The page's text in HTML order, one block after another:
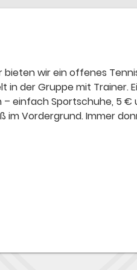
bieten wir ein offenes
in der Gruppe mit Trainer.
einfach Sportschuhe, 5 €
im Vordergrund. Immer